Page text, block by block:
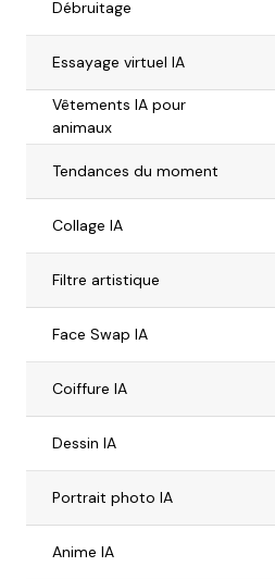
Débruitage
Essayage virtuel IA
Vêtements IA pour
animaux
Tendances du moment
Collage IA
Filtre artistique
Face Swap IA
Coiffure IA
Dessin IA
Portrait photo IA
Anime IA